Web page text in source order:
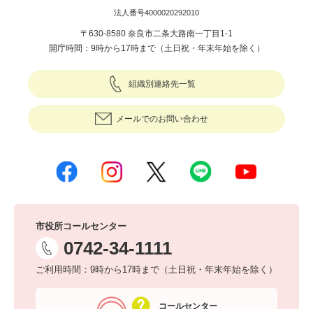
法人番号4000020292010
〒630-8580 奈良市二条大路南一丁目1-1
開庁時間：9時から17時まで（土日祝・年末年始を除く）
組織別連絡先一覧
メールでのお問い合わせ
市役所コールセンター
0742-34-1111
ご利用時間：9時から17時まで（土日祝・年末年始を除く）
コールセンター